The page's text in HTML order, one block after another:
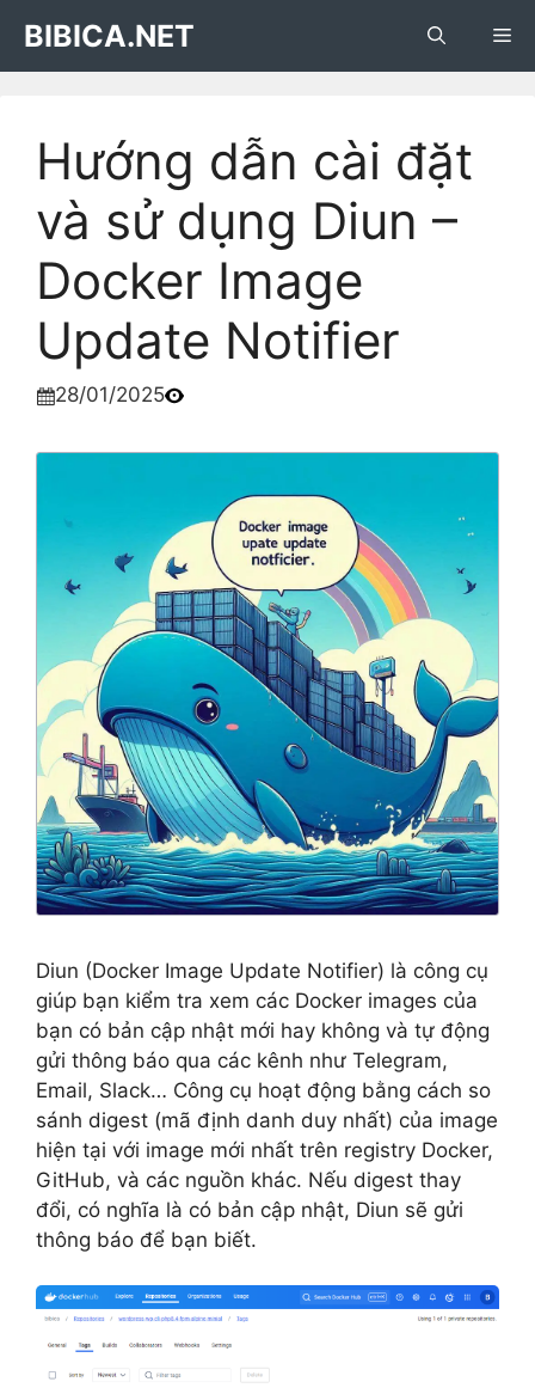
content
BIBICA.NET
Hướng dẫn cài đặt
và sử dụng Diun –
Docker Image
Update Notifier
28/01/2025
Diun (Docker Image Update Notifier) là công cụ
giúp bạn kiểm tra xem các Docker images của
bạn có bản cập nhật mới hay không và tự động
gửi thông báo qua các kênh như Telegram,
Email, Slack… Công cụ hoạt động bằng cách so
sánh digest (mã định danh duy nhất) của image
hiện tại với image mới nhất trên registry Docker,
GitHub, và các nguồn khác. Nếu digest thay
đổi, có nghĩa là có bản cập nhật, Diun sẽ gửi
thông báo để bạn biết.